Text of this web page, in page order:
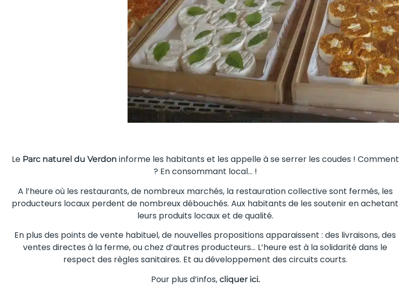
Le Parc naturel du Verdon informe les habitants et les appelle à se serrer les coudes ! Comment
? En consommant local… !
A l’heure où les restaurants, de nombreux marchés, la restauration collective sont fermés, les
producteurs locaux perdent de nombreux débouchés. Aux habitants de les soutenir en achetant
leurs produits locaux et de qualité.
En plus des points de vente habituel, de nouvelles propositions apparaissent : des livraisons, des
ventes directes à la ferme, ou chez d’autres producteurs… L’heure est à la solidarité dans le
respect des règles sanitaires. Et au développement des circuits courts.
Pour plus d’infos, cliquer ici.